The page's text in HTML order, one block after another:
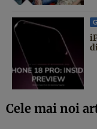
Cele mai noi